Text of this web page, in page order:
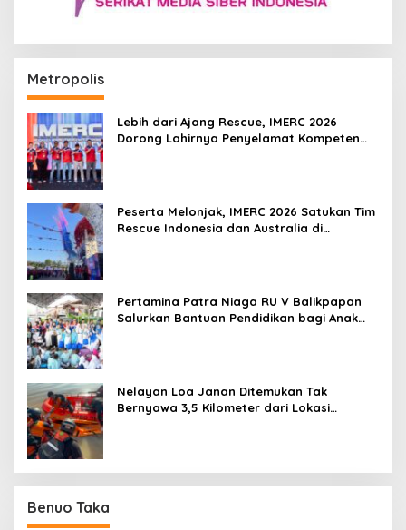
Metropolis
Lebih dari Ajang Rescue, IMERC 2026
Dorong Lahirnya Penyelamat Kompeten
Peserta Melonjak, IMERC 2026 Satukan Tim
Rescue Indonesia dan Australia di
Pertamina Patra Niaga RU V Balikpapan
Salurkan Bantuan Pendidikan bagi Anak
Nelayan Loa Janan Ditemukan Tak
Bernyawa 3,5 Kilometer dari Lokasi
Benuo Taka